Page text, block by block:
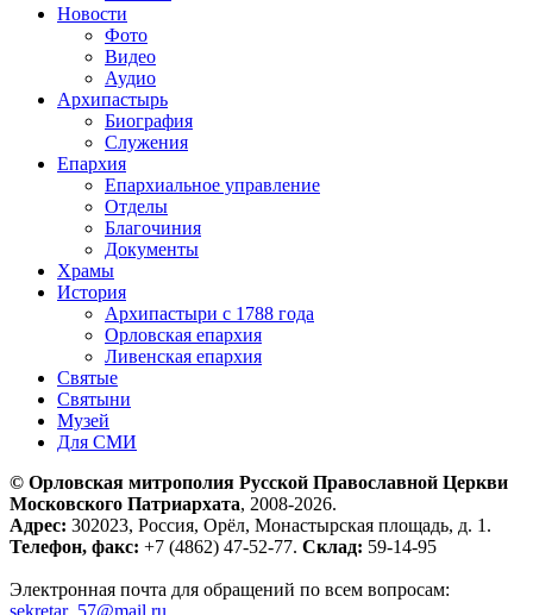
Новости
Фото
Видео
Аудио
Архипастырь
Биография
Служения
Епархия
Епархиальное управление
Отделы
Благочиния
Документы
Храмы
История
Архипастыри с 1788 года
Орловская епархия
Ливенская епархия
Святые
Святыни
Музей
Для СМИ
© Орловская митрополия Русской Православной Церкви
Московского Патриархата, 2008-2026.
Адрес: 302023, Россия, Орёл, Монастырская площадь, д. 1.
Телефон, факс: +7 (4862) 47-52-77. Склад: 59-14-95
Электронная почта для обращений по всем вопросам:
sekretar_57@mail.ru